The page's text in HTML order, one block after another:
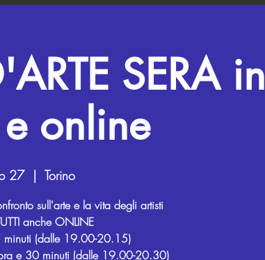
SERA in
online
27
  |
Torino
sull'arte e la vita degli artisti
anche ONLINE
(dalle 19.00-20.15)